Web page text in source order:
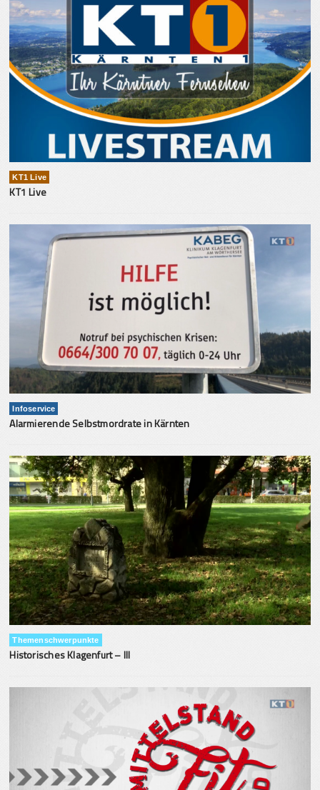
KT1 Live
KT1 Live
Infoservice
Alarmierende Selbstmordrate in Kärnten
Themenschwerpunkte
Historisches Klagenfurt – III